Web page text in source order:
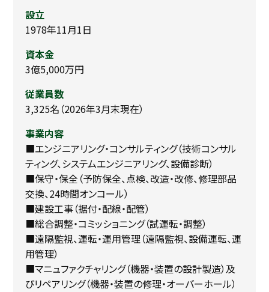
設立
1978年11月1日
資本金
3億5,000万円
従業員数
3,325名（2026年3月末現在）
事業内容
■エンジニアリング・コンサルティング（技術コンサル
ティング、システムエンジニアリング、設備診断）
■保守・保全（予防保全、点検、改造・改修、修理部品
交換、24時間オンコール）
■建設工事（据付・配線・配管）
■総合調整・コミッショニング（試運転・調整）
■遠隔監視、運転・運用管理（遠隔監視、設備運転、運
用管理）
■マニュファクチャリング（機器・装置の設計製造）及
びリペアリング（機器・装置の修理・オーバーホール）